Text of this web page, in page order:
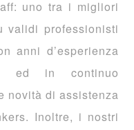
uno tra i migliori
validi professionisti
anni d’esperienza
ed in continuo
novità di assistenza
Inoltre, i nostri